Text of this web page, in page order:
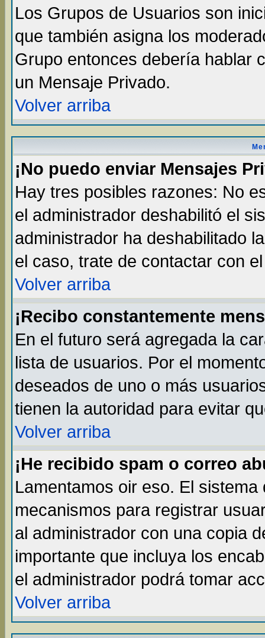
Los Grupos de Usuarios son
que también asigna los
Grupo entonces debería hablar
un Mensaje Privado.
Volver arriba
¡No puedo enviar Mensajes
Hay tres posibles razones: No
el administrador deshabilitó el
administrador ha deshabilitado
el caso, trate de contactar con
Volver arriba
¡Recibo constantemente
En el futuro será agregada la
lista de usuarios. Por el
deseados de uno o más
tienen la autoridad para evitar
Volver arriba
¡He recibido spam o correo
Lamentamos oir eso. El
mecanismos para registrar
al administrador con una copia
importante que incluya los
el administrador podrá tomar
Volver arriba